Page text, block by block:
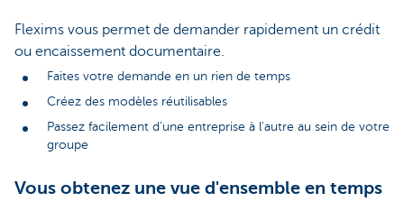
Flexims vous permet de demander rapidement un crédit
ou encaissement documentaire.
Faites votre demande en un rien de temps
Créez des modèles réutilisables
Passez facilement d'une entreprise à l'autre au sein de votre
groupe
Vous obtenez une vue d'ensemble en temps